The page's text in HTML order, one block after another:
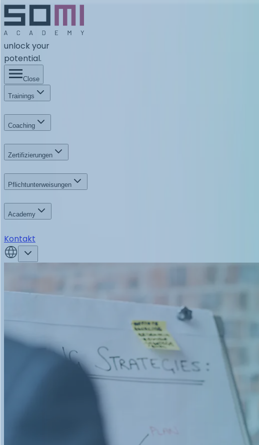
unlock your
potential.
Close
Trainings
Coaching
Zertifizierungen
Pflichtunterweisungen
Academy
Kontakt